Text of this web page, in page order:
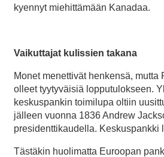
kyennyt miehittämään Kanadaa.
Vaikuttajat kulissien takana
Monet menettivät henkensä, mutta
olleet tyytyväisiä lopputulokseen.
keskuspankin toimilupa oltiin
jälleen vuonna 1836 Andrew
presidenttikaudella. Keskuspankki
Tästäkin huolimatta Euroopan